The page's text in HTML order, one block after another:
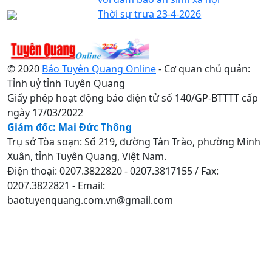
Thời sự trưa 23-4-2026
© 2020 Báo Tuyên Quang Online- Cơ quan chủ quản:
Tỉnh uỷ tỉnh Tuyên Quang
Giấy phép hoạt động báo điện tử số 140/GP-BTTTT cấp
ngày 17/03/2022
Giám đốc: Mai Đức Thông
Trụ sở Tòa soạn: Số 219, đường Tân Trào, phường Minh
Xuân, tỉnh Tuyên Quang, Việt Nam.
Điện thoại: 0207.3822820 - 0207.3817155 / Fax:
0207.3822821 - Email:
baotuyenquang.com.vn@gmail.com